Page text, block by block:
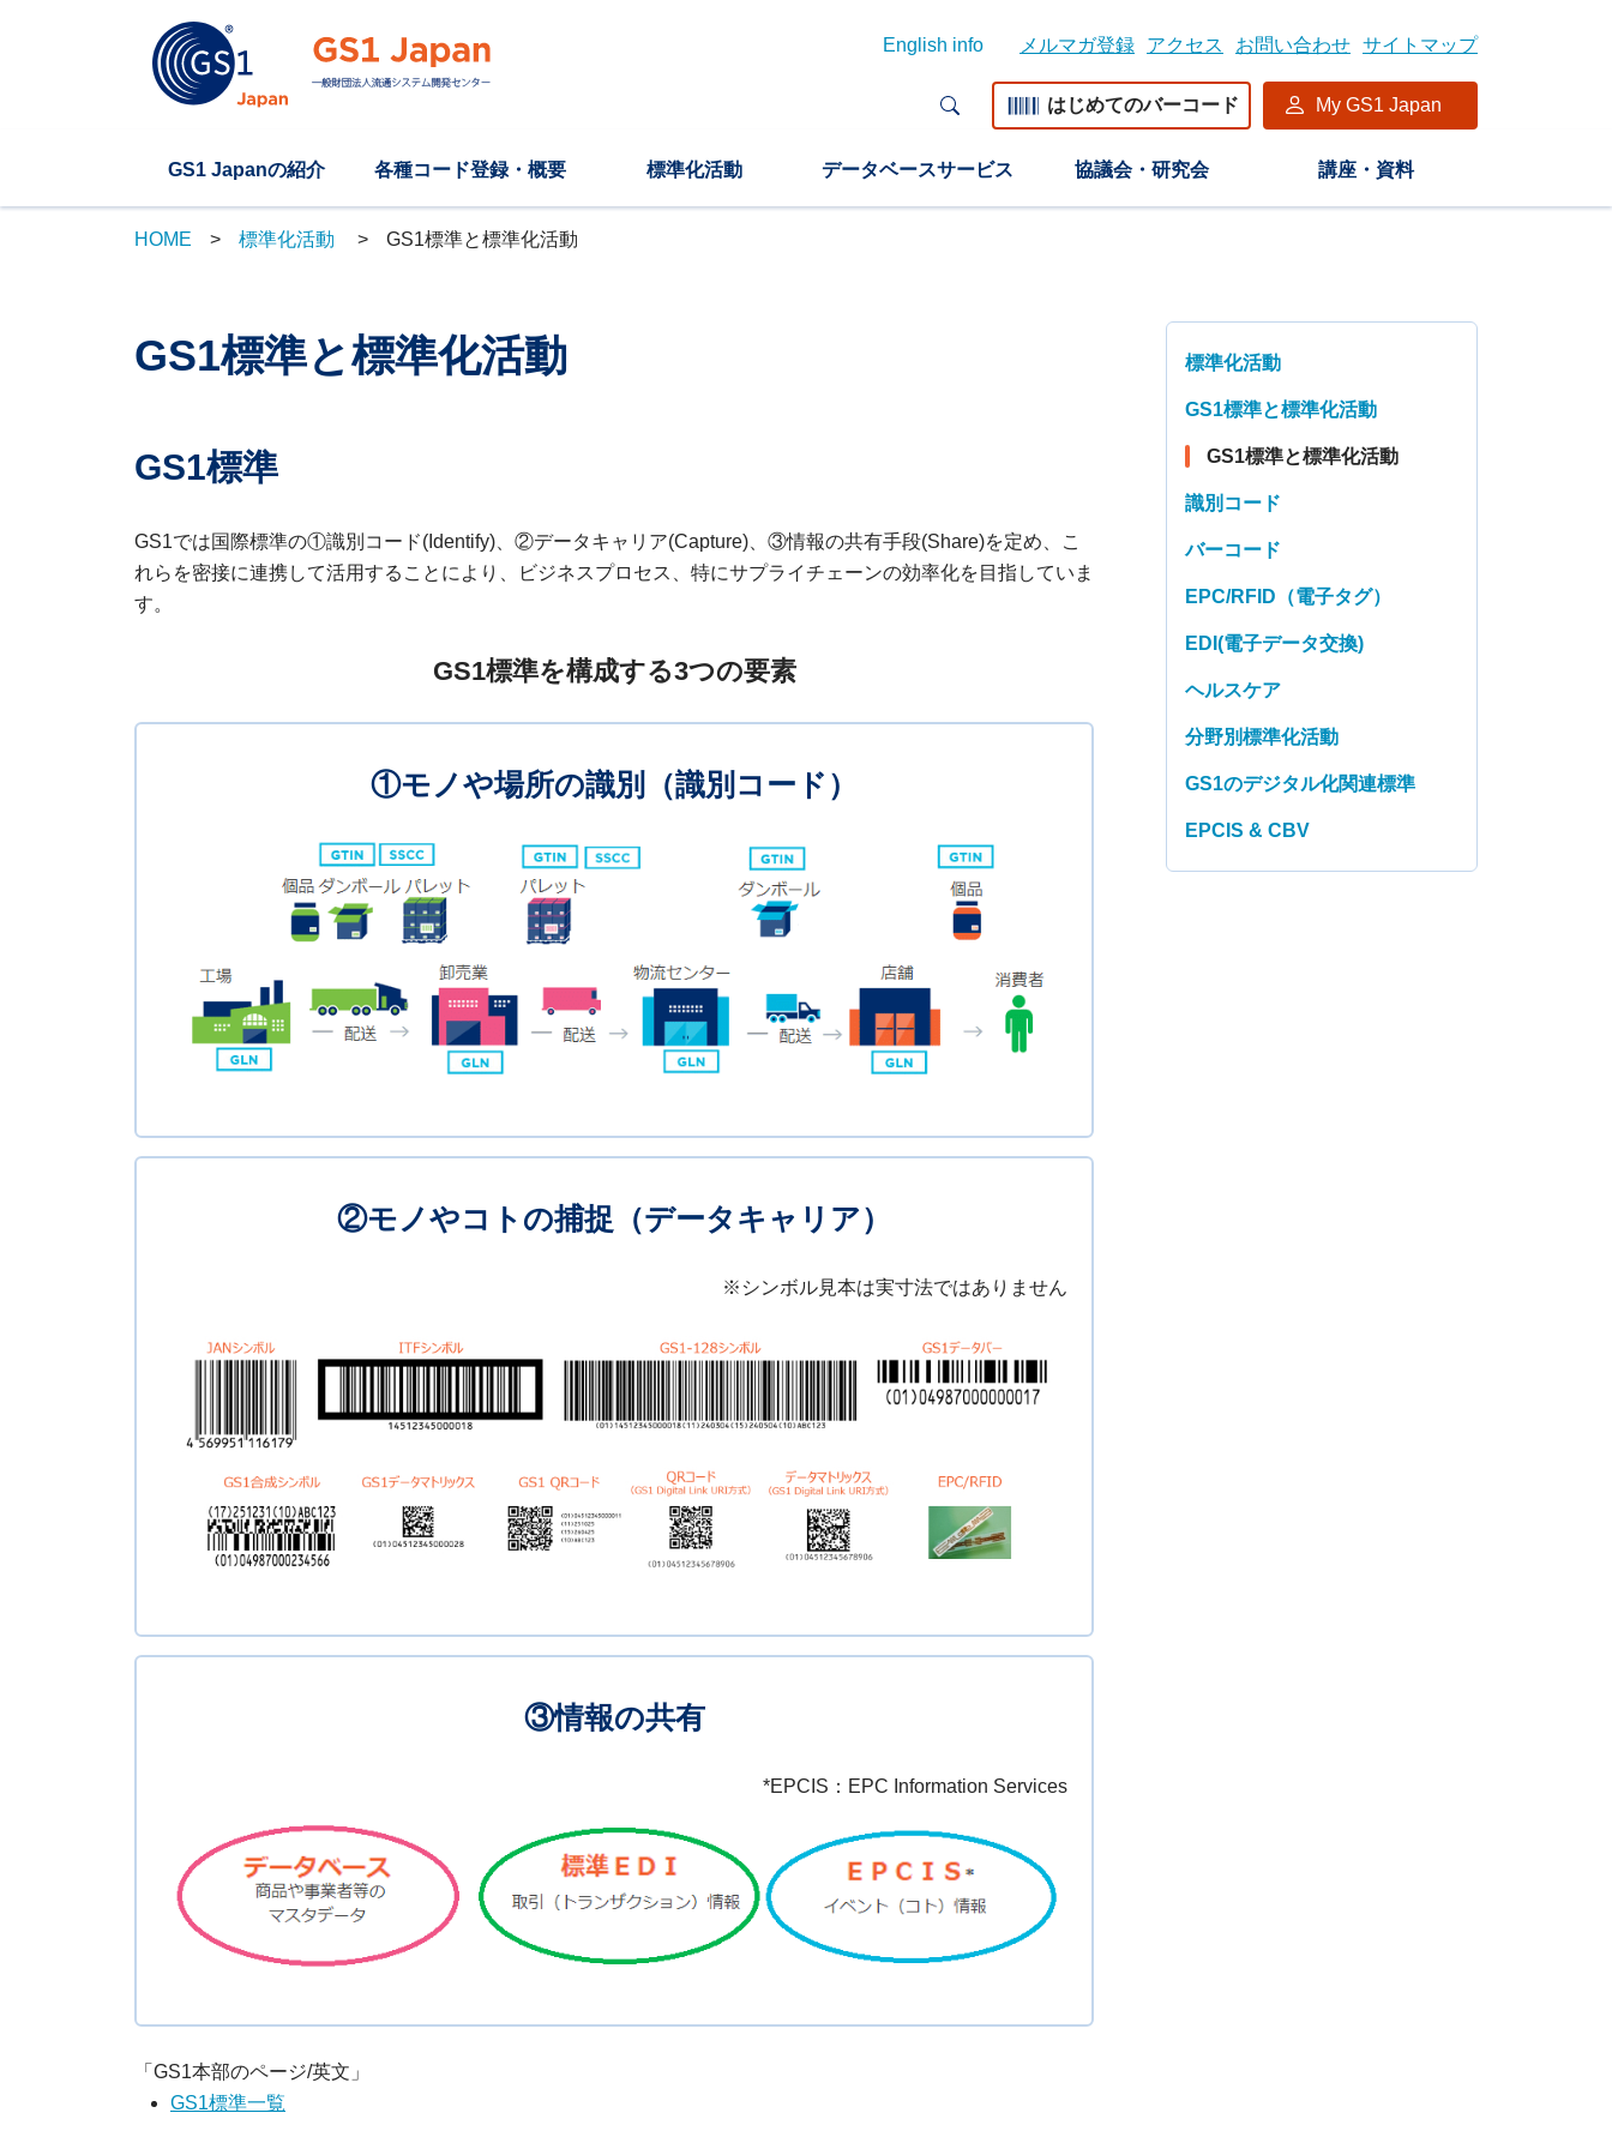
English info メルマガ登録 アクセス お問い合わせ サイトマップ
はじめてのバーコード My GS1 Japan
GS1 Japanの紹介 各種コード登録・概要 標準化活動 データベースサービス 協議会・研究会 講座・資料
HOME 標準化活動 GS1標準と標準化活動
GS1標準と標準化活動
GS1標準
GS1では国際標準の①識別コード(Identify)、②データキャリア(Capture)、③情報の共有手段(Share)を定め、こ
れらを密接に連携して活用することにより、ビジネスプロセス、特にサプライチェーンの効率化を目指していま
す。
GS1標準を構成する3つの要素
①モノや場所の識別（識別コード）
②モノやコトの捕捉（データキャリア）
※シンボル見本は実寸法ではありません
③情報の共有
*EPCIS：EPC Information Services
「GS1本部のページ/英文」
GS1標準一覧
標準化活動
GS1標準と標準化活動
GS1標準と標準化活動
識別コード
バーコード
EPC/RFID（電子タグ）
EDI(電子データ交換)
ヘルスケア
分野別標準化活動
GS1のデジタル化関連標準
EPCIS & CBV